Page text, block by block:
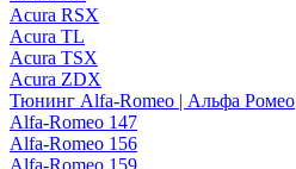
Acura RSX
Acura TL
Acura TSX
Acura ZDX
Тюнинг Alfa-Romeo | Альфа Ромео
Alfa-Romeo 147
Alfa-Romeo 156
Alfa-Romeo 159